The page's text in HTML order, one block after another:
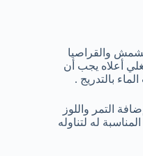
والقراصيا
أعلاه يجب أن
بالتدريج .
التمر واللوز
له لتناوله